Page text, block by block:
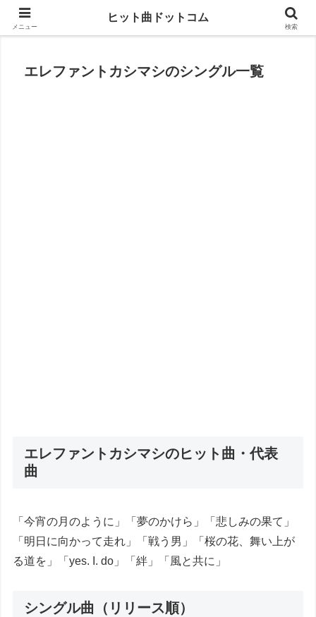
思い出の曲がすぐに見つかる
エレファントカシマシのシングル一覧
エレファントカシマシのヒット曲・代表
曲
「今宵の月のように」「夢のかけら」「悲しみの果て」
「明日に向かって走れ」「戦う男」「桜の花、舞い上が
る道を」「yes. I. do」「絆」「風と共に」
シングル曲（リリース順）
メニュー
ヒット曲ドットコム
検索